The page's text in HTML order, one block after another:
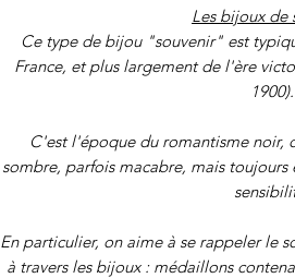
Les bijoux de
Ce type de bijou "souvenir" est
France, et plus largement de l'ère
1900).
C'est l'époque du romantisme noir,
sombre, parfois macabre, mais
En particulier, on aime à se rappeler le
à travers les bijoux : médaillons